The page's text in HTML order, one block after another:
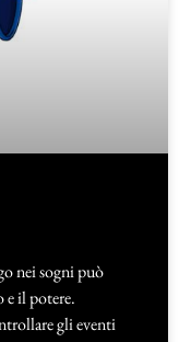
nei sogni può
e il potere.
gli eventi